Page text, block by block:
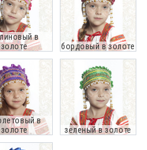
в
золоте
бордовый в золоте
в
золоте
зеленый в золоте